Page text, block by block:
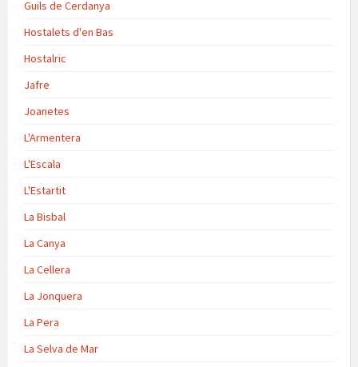
Guils de Cerdanya
Hostalets d'en Bas
Hostalric
Jafre
Joanetes
L'Armentera
L'Escala
L'Estartit
La Bisbal
La Canya
La Cellera
La Jonquera
La Pera
La Selva de Mar